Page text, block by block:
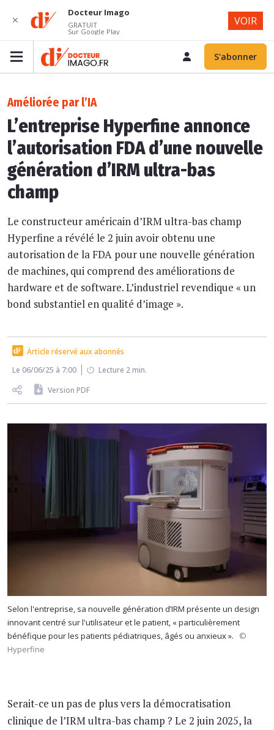
S'abonner
Améliorée par l’IA
L’entreprise Hyperfine annonce
l’autorisation FDA d’une nouvelle
génération d’IRM ultra-bas
champ
Le constructeur américain d’IRM ultra-bas champ
Hyperfine a révélé le 2 juin avoir obtenu une
autorisation de la FDA pour une nouvelle génération
de machines, qui comprend des améliorations de
hardware et de software. L’industriel revendique « un
bond substantiel en qualité d’image ».
Article réservé aux abonnés
Le 06/06/25 à 7:00
Lecture 2 min.
Version PDF
Selon l'entreprise, sa nouvelle génération d’IRM présente un design
innovant centré sur l'utilisateur et le patient, « particulièrement
bénéfique pour les patients pédiatriques, âgés ou anxieux ».
©
Hyperfine
Serait-ce un pas de plus vers la démocratisation
clinique de l’IRM ultra-bas champ ? Le 2 juin 2025, la
✕
Docteur Imago
GRATUIT
Sur Google Play
VOIR